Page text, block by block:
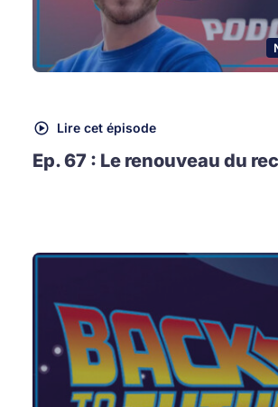
Lire cet épisode
Ep. 67 : Le renouveau du